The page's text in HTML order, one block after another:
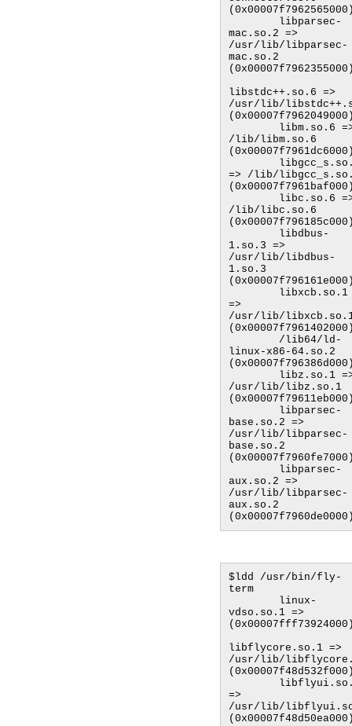
mac.so.2 =>
/usr/lib/libparsec-
mac.so.2
libstdc++.so.6 =>
/usr/lib/
/lib/libm.so.6
=> /lib/
/lib/libc.so.6
1.so.3 =>
/usr/lib/libdbus-
1.so.3
=>
/usr/lib/
linux-x86-64.so.2
/usr/lib/libz.so.1
base.so.2 =>
/usr/lib/libparsec-
base.so.2
aux.so.2 =>
/usr/lib/libparsec-
aux.so.2
$ldd /usr/bin/fly-
term
vdso.so.1 =>
libflycore.so.1 =>
/usr/lib/
=>
/usr/lib/